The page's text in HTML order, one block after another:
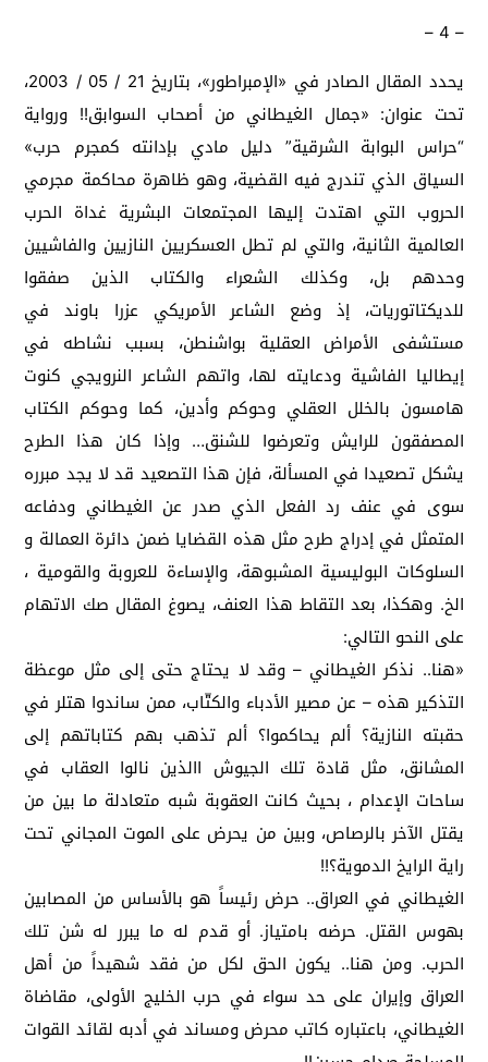
– 4 –
يحدد المقال الصادر في «الإمبراطور»، بتاريخ 21 / 05 / 2003،
تحت عنوان: «جمال الغيطاني من أصحاب السوابق!! ورواية
“حراس البوابة الشرقية” دليل مادي بإدانته كمجرم حرب»
السياق الذي تندرج فيه القضية، وهو ظاهرة محاكمة مجرمي
الحروب التي اهتدت إليها المجتمعات البشرية غداة الحرب
العالمية الثانية، والتي لم تطل العسكريين النازيين والفاشيين
وحدهم بل، وكذلك الشعراء والكتاب الذين صفقوا
للديكتاتوريات، إذ وضع الشاعر الأمريكي عزرا باوند في
مستشفى الأمراض العقلية بواشنطن، بسبب نشاطه في
إيطاليا الفاشية ودعايته لها، واتهم الشاعر النرويجي كنوت
هامسون بالخلل العقلي وحوكم وأدين، كما وحوكم الكتاب
المصفقون للرايش وتعرضوا للشنق… وإذا كان هذا الطرح
يشكل تصعيدا في المسألة، فإن هذا التصعيد قد لا يجد مبرره
سوى في عنف رد الفعل الذي صدر عن الغيطاني ودفاعه
المتمثل في إدراج طرح مثل هذه القضايا ضمن دائرة العمالة و
السلوكات البوليسية المشبوهة، والإساءة للعروبة والقومية ،
الخ. وهكذا، بعد التقاط هذا العنف، يصوغ المقال صك الاتهام
على النحو التالي:
«هنا.. نذكر الغيطاني – وقد لا يحتاج حتى إلى مثل موعظة
التذكير هذه – عن مصير الأدباء والكتّاب، ممن ساندوا هتلر في
حقبته النازية؟ ألم يحاكموا؟ ألم تذهب بهم كتاباتهم إلى
المشانق، مثل قادة تلك الجيوش االذين نالوا العقاب في
ساحات الإعدام ، بحيث كانت العقوبة شبه متعادلة ما بين من
يقتل الآخر بالرصاص، وبين من يحرض على الموت المجاني تحت
راية الرايخ الدموية؟!!
الغيطاني في العراق.. حرض رئيساً هو بالأساس من المصابين
بهوس القتل. حرضه بامتياز. أو قدم له ما يبرر له شن تلك
الحرب. ومن هنا.. يكون الحق لكل من فقد شهيداً من أهل
العراق وإيران على حد سواء في حرب الخليج الأولى، مقاضاة
الغيطاني، باعتباره كاتب محرض ومساند في أدبه لقائد القوات